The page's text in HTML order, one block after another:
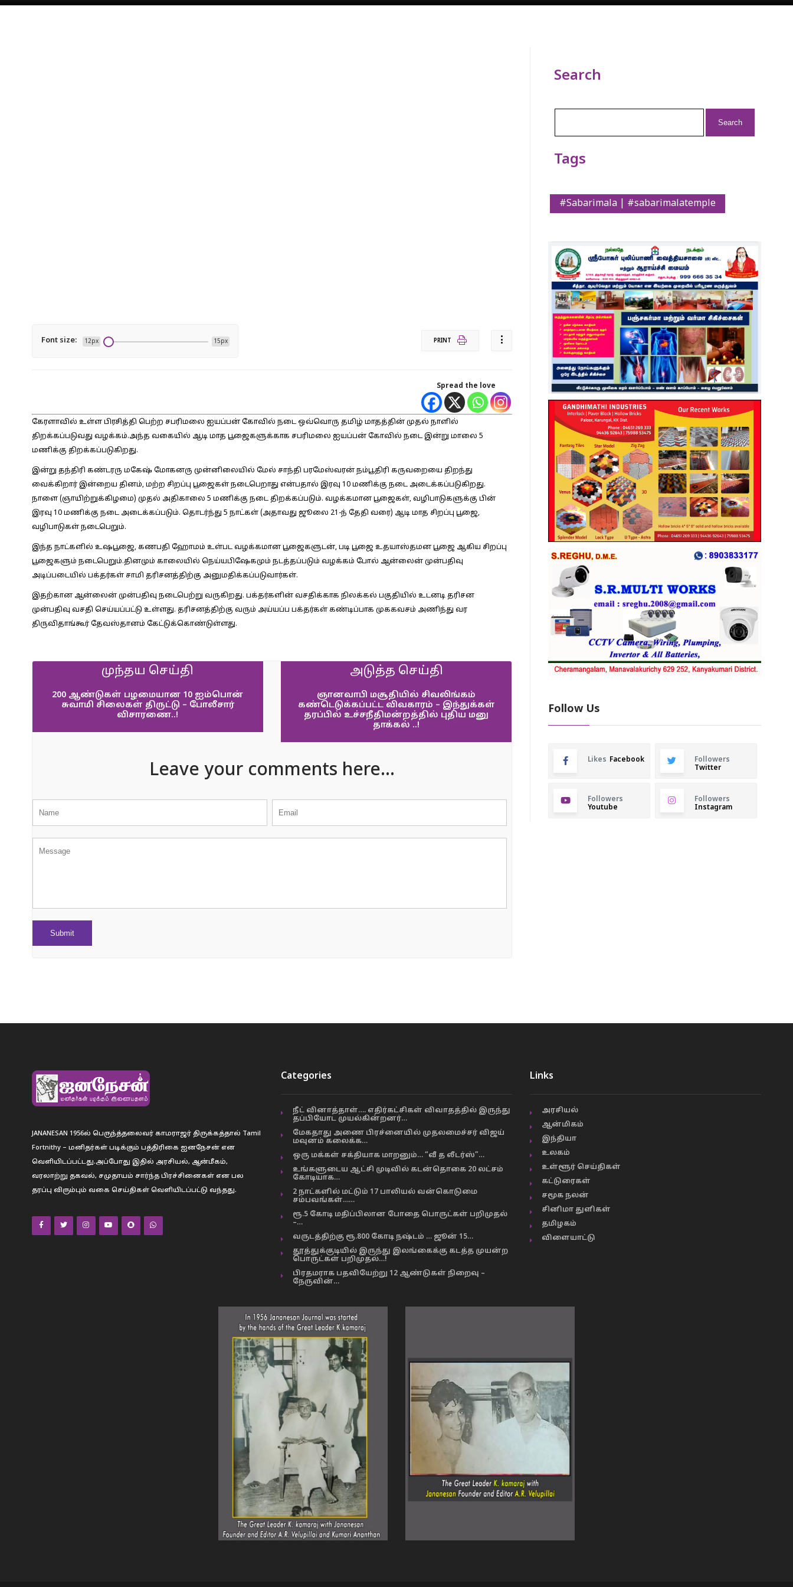
Font size: 12px 15px PRINT
Spread the love
கேரளாவில் உள்ள பிரசித்தி பெற்ற சபரிமலை ஐயப்பன் கோவில் நடை ஒவ்வொரு தமிழ் மாதத்தின் முதல் நாளில்
திறக்கப்படுவது வழக்கம்.அந்த வகையில் ஆடி மாத பூஜைகளுக்காக சபரிமலை ஐயப்பன் கோவில் நடை இன்று மாலை 5
மணிக்கு திறக்கப்படுகிறது.
இன்று தந்திரி கண்டரரு மகேஷ் மோகனரு முன்னிலையில் மேல் சாந்தி பரமேஸ்வரன் நம்பூதிரி கருவறையை திறந்து
வைக்கிறார் இன்றைய தினம், மற்ற சிறப்பு பூஜைகள் நடைபெறாது என்பதால் இரவு 10 மணிக்கு நடை அடைக்கப்படுகிறது.
நாளை (ஞாயிற்றுக்கிழமை) முதல் அதிகாலை 5 மணிக்கு நடை திறக்கப்படும். வழக்கமான பூஜைகள், வழிபாடுகளுக்கு பின்
இரவு 10 மணிக்கு நடை அடைக்கப்படும். தொடர்ந்து 5 நாட்கள் (அதாவது ஜூலை 21-ந் தேதி வரை) ஆடி மாத சிறப்பு பூஜை,
வழிபாடுகள் நடைபெறும்.
இந்த நாட்களில் உஷபூஜை, கணபதி ஹோமம் உள்பட வழக்கமான பூஜைகளுடன், படி பூஜை உதயாஸ்தமன பூஜை ஆகிய சிறப்பு
பூஜைகளும் நடைபெறும்.தினமும் காலையில் நெய்யபிஷேகமும் நடத்தப்படும் வழக்கம் போல் ஆன்லைன் முன்பதிவு
அடிப்படையில் பக்தர்கள் சாமி தரிசனத்திற்கு அனுமதிக்கப்படுவார்கள்.
இதற்கான ஆன்லைன் முன்பதிவு நடைபெற்று வருகிறது. பக்தர்களின் வசதிக்காக நிலக்கல் பகுதியில் உடனடி தரிசன
முன்பதிவு வசதி செய்யப்பட்டு உள்ளது. தரிசனத்திற்கு வரும் அய்யப்ப பக்தர்கள் கண்டிப்பாக முககவசம் அணிந்து வர
திருவிதாங்கூர் தேவஸ்தானம் கேட்டுக்கொண்டுள்ளது.
முந்தய செய்தி
200 ஆண்டுகள் பழமையான 10 ஐம்பொன்
சுவாமி சிலைகள் திருட்டு – போலீசார்
விசாரணை..!
அடுத்த செய்தி
ஞானவாபி மசூதியில் சிவலிங்கம்
கண்டெடுக்கப்பட்ட விவகாரம் – இந்துக்கள்
தரப்பில் உச்சநீதிமன்றத்தில் புதிய மனு
தாக்கல் ..!
Leave your comments here...
Search
Tags
#Sabarimala | #sabarimalatemple
Follow Us
Likes Facebook
Followers
Twitter
Followers
Youtube
Followers
Instagram
JANANESAN 1956ல் பெருந்த்தலைவர் காமராஜர் திருக்கத்தால் Tamil
Fortnithy – மனிதர்கள் படிக்கும் பத்திரிகை ஐனநேசன் என
வெளியிடப்பட்டது.அப்போது இதில் அரசியல், ஆன்மீகம்,
வரலாற்று தகவல், சமுதாயம் சார்ந்த பிரச்சினைகள் என பல
தரப்பு விரும்பும் வகை செய்திகள் வெளியிடப்பட்டு வந்தது.
Categories
நீட் வினாத்தாள்…. எதிர்கட்சிகள் விவாதத்தில் இருந்து
தப்பியோட முயல்கின்றனர்…
மேகதாது அணை பிரச்னையில் முதலமைச்சர் விஜய்
மவுனம் கலைக்க…
ஒரு மக்கள் சக்தியாக மாறனும்… “வீ த லீடர்ஸ்”…
உங்களுடைய ஆட்சி முடிவில் கடன்தொகை 20 லட்சம்
கோடியாக…
2 நாட்களில் மட்டும் 17 பாலியல் வன்கொடுமை
சம்பவங்கள்……
ரூ.5 கோடி மதிப்பிலான போதை பொருட்கள் பறிமுதல்
–…
வருடத்திற்கு ரூ.800 கோடி நஷ்டம் … ஜூன் 15…
தூத்துக்குடியில் இருந்து இலங்கைக்கு கடத்த முயன்ற
பொருட்கள் பறிமுதல்…!
பிரதமராக பதவியேற்று 12 ஆண்டுகள் நிறைவு –
நேருவின்…
Links
அரசியல்
ஆன்மிகம்
இந்தியா
உலகம்
உள்ளூர் செய்திகள்
கட்டுரைகள்
சமூக நலன்
சினிமா துளிகள்
தமிழகம்
விளையாட்டு